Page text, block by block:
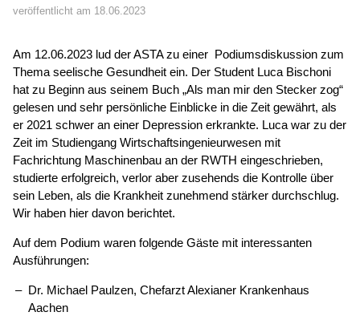
veröffentlicht am 18.06.2023
Am 12.06.2023 lud der ASTA zu einer Podiumsdiskussion zum
Thema seelische Gesundheit ein. Der Student Luca Bischoni
hat zu Beginn aus seinem Buch „Als man mir den Stecker zog“
gelesen und sehr persönliche Einblicke in die Zeit gewährt, als
er 2021 schwer an einer Depression erkrankte. Luca war zu der
Zeit im Studiengang Wirtschaftsingenieurwesen mit
Fachrichtung Maschinenbau an der RWTH eingeschrieben,
studierte erfolgreich, verlor aber zusehends die Kontrolle über
sein Leben, als die Krankheit zunehmend stärker durchschlug.
Wir haben hier davon berichtet.
Auf dem Podium waren folgende Gäste mit interessanten
Ausführungen:
Dr. Michael Paulzen, Chefarzt Alexianer Krankenhaus
Aachen